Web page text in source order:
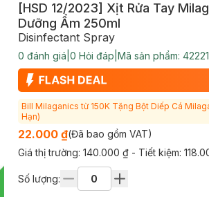
[HSD 12/2023] Xịt Rửa Tay
Dưỡng Ẩm 250ml
Disinfectant Spray
0 đánh giá 0 Hỏi đáp Mã sản phẩm:
Bill Milaganics từ 150K Tặng Bột Diếp Cá
Hạn)
22.000 ₫(Đã bao gồm VAT)
Giá thị trường: 140.000 ₫ - Tiết kiệm:
Số lượng: